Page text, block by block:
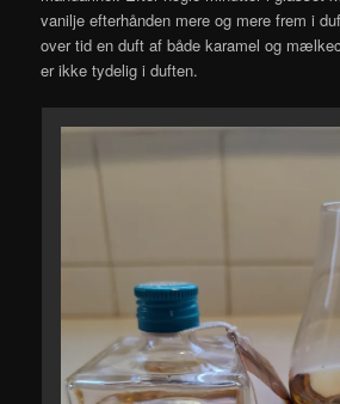
vanilje efterhånden mere og mere frem i
over tid en duft af både karamel og
er ikke tydelig i duften.